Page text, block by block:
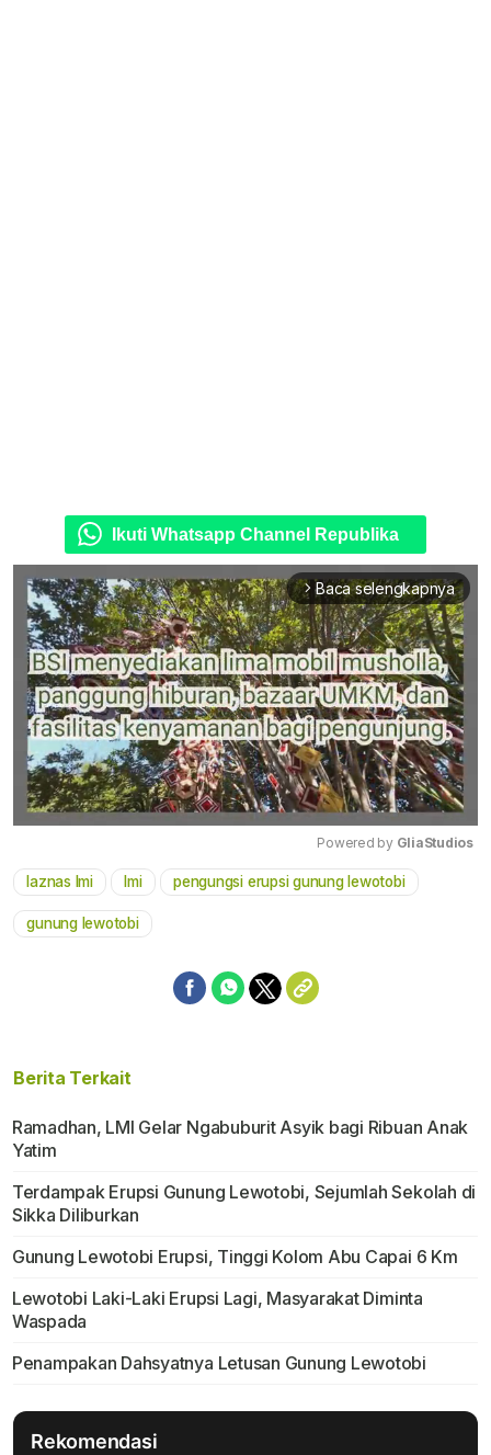
Ikuti Whatsapp Channel Republika
arrow_forward_ios Baca selengkapnya
Mute
Powered by GliaStudios
laznas lmi lmi pengungsi erupsi gunung lewotobi
gunung lewotobi
Berita Terkait
Ramadhan, LMI Gelar Ngabuburit Asyik bagi Ribuan Anak
Yatim
Terdampak Erupsi Gunung Lewotobi, Sejumlah Sekolah di
Sikka Diliburkan
Gunung Lewotobi Erupsi, Tinggi Kolom Abu Capai 6 Km
Lewotobi Laki-Laki Erupsi Lagi, Masyarakat Diminta
Waspada
Penampakan Dahsyatnya Letusan Gunung Lewotobi
Rekomendasi